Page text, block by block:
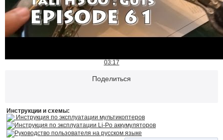
03:17
Поделиться
Инструкции и схемы:
Инструкция по эксплуатации мультикоптеров
Инструкция по эксплуатации Li-Po аккумуляторов
Руководство пользователя на русском языке